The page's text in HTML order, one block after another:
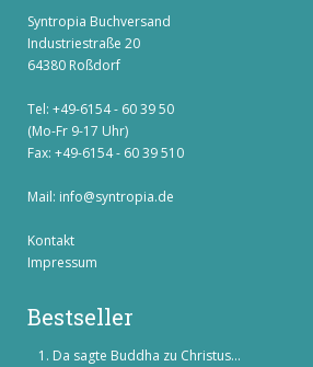
Syntropia Buchversand
Industriestraße 20
64380 Roßdorf
Tel: +49-6154 - 60 39 50
(Mo-Fr 9-17 Uhr)
Fax: +49-6154 - 60 39 510
Mail: info@syntropia.de
Kontakt
Impressum
Bestseller
Da sagte Buddha zu Christus...